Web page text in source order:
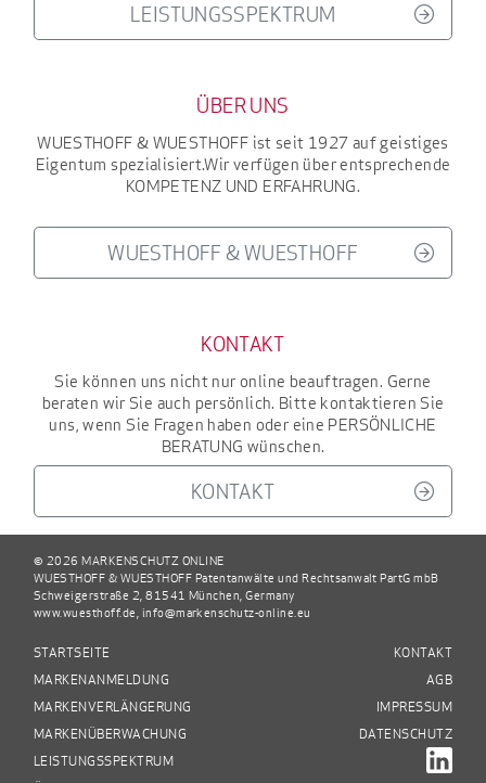
LEISTUNGSSPEKTRUM
ÜBER UNS
WUESTHOFF & WUESTHOFF ist seit 1927 auf geistiges
Eigentum spezialisiert.Wir verfügen über entsprechende
KOMPETENZ UND ERFAHRUNG.
WUESTHOFF & WUESTHOFF
KONTAKT
Sie können uns nicht nur online beauftragen. Gerne
beraten wir Sie auch persönlich. Bitte kontaktieren Sie
uns, wenn Sie Fragen haben oder eine PERSÖNLICHE
BERATUNG wünschen.
KONTAKT
© 2026 MARKENSCHUTZ ONLINE
WUESTHOFF & WUESTHOFF Patentanwälte und Rechtsanwalt PartG mbB
Schweigerstraße 2, 81541 München, Germany
www.wuesthoff.de,info@markenschutz-online.eu
STARTSEITE
MARKENANMELDUNG
MARKENVERLÄNGERUNG
MARKENÜBERWACHUNG
KONTAKT
AGB
IMPRESSUM
DATENSCHUTZ
LEISTUNGSSPEKTRUM